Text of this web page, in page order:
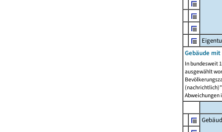
Gebäude
In bundesweit
ausgewählt
Abweichungen